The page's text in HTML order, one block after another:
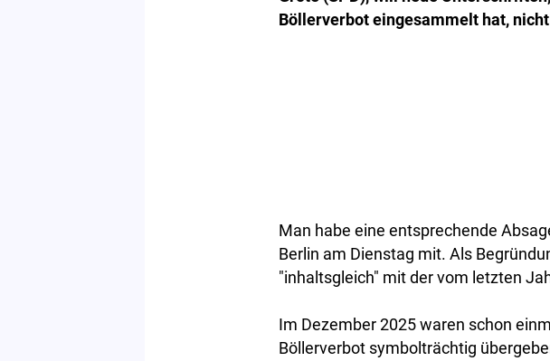
Böllerverbot eingesammelt hat,
Man habe eine entsprechende
Berlin am Dienstag mit. Als
"inhaltsgleich" mit der vom letzten
Im Dezember 2025 waren schon
Böllerverbot symbolträchtig